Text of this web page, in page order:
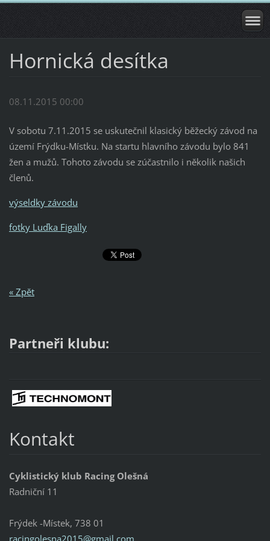
Hornická desítka
08.11.2015 00:00
V sobotu 7.11.2015 se uskutečnil klasický běžecký závod na
území Frýdku-Místku. Na startu hlavního závodu bylo 841
žen a mužů. Tohoto závodu se zúčastnilo i několik našich
členů.
výseldky závodu
fotky Luďka Figally
« Zpět
Partneři klubu:
Kontakt
Cyklistický klub Racing Olešná
Radniční 11
Frýdek -Místek, 738 01